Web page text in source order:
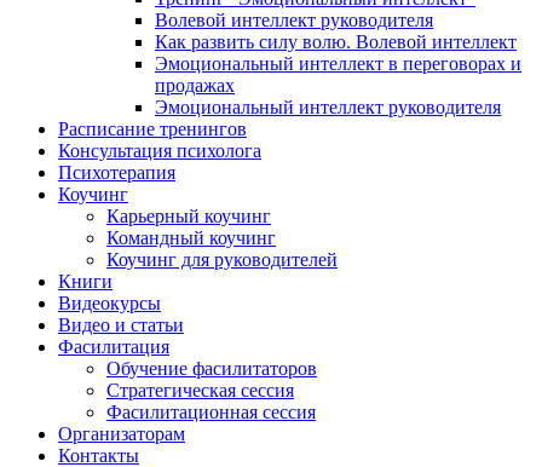
Волевой интеллект руководителя
Как развить силу волю. Волевой интеллект
Эмоциональный интеллект в переговорах и
продажах
Эмоциональный интеллект руководителя
Расписание тренингов
Консультация психолога
Психотерапия
Коучинг
Карьерный коучинг
Командный коучинг
Коучинг для руководителей
Книги
Видеокурсы
Видео и статьи
Фасилитация
Обучение фасилитаторов
Стратегическая сессия
Фасилитационная сессия
Организаторам
Контакты